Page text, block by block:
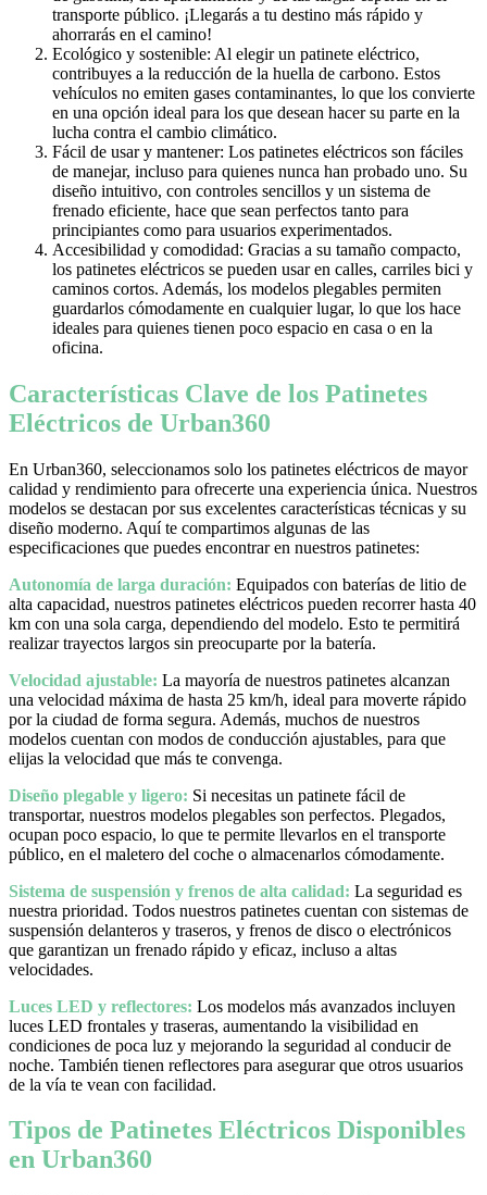
transporte público. ¡Llegarás a tu destino más rápido y
ahorrarás en el camino!
Ecológico y sostenible: Al elegir un patinete eléctrico,
contribuyes a la reducción de la huella de carbono. Estos
vehículos no emiten gases contaminantes, lo que los convierte
en una opción ideal para los que desean hacer su parte en la
lucha contra el cambio climático.
Fácil de usar y mantener: Los patinetes eléctricos son fáciles
de manejar, incluso para quienes nunca han probado uno. Su
diseño intuitivo, con controles sencillos y un sistema de
frenado eficiente, hace que sean perfectos tanto para
principiantes como para usuarios experimentados.
Accesibilidad y comodidad: Gracias a su tamaño compacto,
los patinetes eléctricos se pueden usar en calles, carriles bici y
caminos cortos. Además, los modelos plegables permiten
guardarlos cómodamente en cualquier lugar, lo que los hace
ideales para quienes tienen poco espacio en casa o en la
oficina.
Características Clave de los Patinetes
Eléctricos de Urban360
En Urban360, seleccionamos solo los patinetes eléctricos de mayor
calidad y rendimiento para ofrecerte una experiencia única. Nuestros
modelos se destacan por sus excelentes características técnicas y su
diseño moderno. Aquí te compartimos algunas de las
especificaciones que puedes encontrar en nuestros patinetes:
Autonomía de larga duración: Equipados con baterías de litio de
alta capacidad, nuestros patinetes eléctricos pueden recorrer hasta 40
km con una sola carga, dependiendo del modelo. Esto te permitirá
realizar trayectos largos sin preocuparte por la batería.
Velocidad ajustable: La mayoría de nuestros patinetes alcanzan
una velocidad máxima de hasta 25 km/h, ideal para moverte rápido
por la ciudad de forma segura. Además, muchos de nuestros
modelos cuentan con modos de conducción ajustables, para que
elijas la velocidad que más te convenga.
Diseño plegable y ligero: Si necesitas un patinete fácil de
transportar, nuestros modelos plegables son perfectos. Plegados,
ocupan poco espacio, lo que te permite llevarlos en el transporte
público, en el maletero del coche o almacenarlos cómodamente.
Sistema de suspensión y frenos de alta calidad: La seguridad es
nuestra prioridad. Todos nuestros patinetes cuentan con sistemas de
suspensión delanteros y traseros, y frenos de disco o electrónicos
que garantizan un frenado rápido y eficaz, incluso a altas
velocidades.
Luces LED y reflectores: Los modelos más avanzados incluyen
luces LED frontales y traseras, aumentando la visibilidad en
condiciones de poca luz y mejorando la seguridad al conducir de
noche. También tienen reflectores para asegurar que otros usuarios
de la vía te vean con facilidad.
Tipos de Patinetes Eléctricos Disponibles
en Urban360